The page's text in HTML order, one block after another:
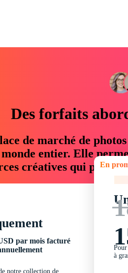
Des forfaits
de marché de
entier. Elle
créatives qui
par mois facturé
notre collection de
En
à